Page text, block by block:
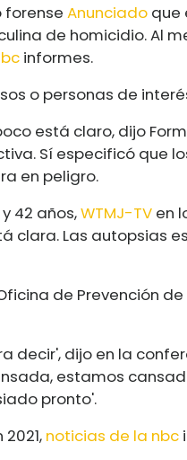
forense Anunciado que
de homicidio. Al
informes.
o personas de
está claro, dijo
Sí especificó que
en peligro.
42 años,WTMJ-TV en
clara. Las autopsias
de Prevención
decir', dijo en la
estamos
pronto'.
noticias de la nbc